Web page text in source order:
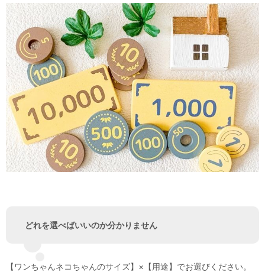
どれを選べばいいのか分かりません
【ワンちゃんネコちゃんのサイズ】×【用途】でお選びください。